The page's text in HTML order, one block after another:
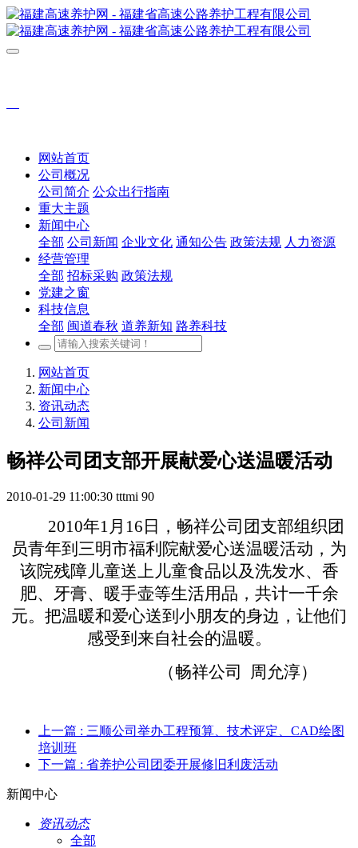
网站首页
公司概况
公司简介 公众出行指南
重大主题
新闻中心
全部 公司新闻 企业文化 通知公告 政策法规 人力资源
经营管理
全部 招标采购 政策法规
党建之窗
科技信息
全部 闽道春秋 道养新知 路养科技
网站首页
新闻中心
资讯动态
公司新闻
畅祥公司团支部开展献爱心送温暖活动
2010-01-29 11:00:30 tttmi 90
2010年1月 16 日，畅祥公司团支部组织团
员青年到三明市福利院献爱心送温暖活动，为
该院残障儿童送上儿童食品以及洗发水、香
肥、牙膏、暖手壶等生活用品，共计一千余
元。把温暖和爱心送到小朋友的身边，让他们
感受到来自社会的温暖。
（畅祥公司
周允淳）
上一篇 : 三顺公司举办工程预算、技术评定、CAD绘图
培训班
下一篇 : 省养护公司团委开展修旧利废活动
新闻中心
资讯动态
全部